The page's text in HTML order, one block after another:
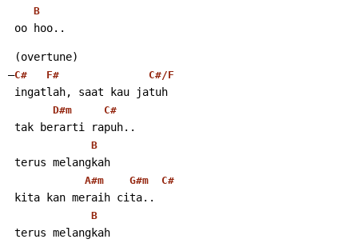
B
oo hoo..
(overtune)
–C# F# C#/F
ingatlah, saat kau jatuh
D#m C#
tak berarti rapuh..
B
terus melangkah
A#m G#m C#
kita kan meraih cita..
B
terus melangkah